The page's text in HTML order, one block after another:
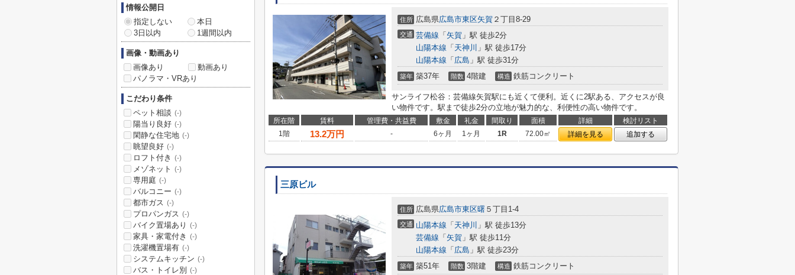
住所 広島県広島市東区矢賀 ２丁目8-29
交通 芸備線 「 矢賀 」駅 徒歩2分
山陽本線 「 天神川 」駅 徒歩17分
山陽本線 「 広島 」駅 徒歩31分
築年 築37年 階数 4階建 構造 鉄筋コンクリート
サンライフ松谷：芸備線矢賀駅にも近くて便利。近くに2駅ある、アクセスが良
い物件です。駅まで徒歩2分の立地が魅力的な、利便性の高い物件です。
所在階 賃料 管理費・共益費 敷金 礼金 間取り 面積 詳細
検討リスト
1階
13.2万円 - 6ヶ月 1ヶ月 1R 72.00㎡ 詳細を見る 追加する
三原ビル
住所 広島県広島市東区曙 ５丁目1-4
交通 山陽本線 「 天神川 」駅 徒歩13分
芸備線 「 矢賀 」駅 徒歩11分
山陽本線 「 広島 」駅 徒歩23分
築年 築51年 階数 3階建 構造 鉄筋コンクリート
情報公開日
指定しない
本日
3日以内
1週間以内
画像・動画あり
画像あり
動画あり
パノラマ・VRあり
こだわり条件
ペット相談 (-)
陽当り良好 (-)
閑静な住宅地 (-)
眺望良好 (-)
ロフト付き (-)
メゾネット (-)
専用庭 (-)
バルコニー (-)
都市ガス (-)
プロパンガス (-)
バイク置場あり (-)
家具・家電付き (-)
洗濯機置場有 (-)
システムキッチン (-)
バス・トイレ別 (-)